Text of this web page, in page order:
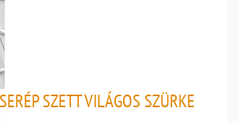
SZETT VILÁGOS SZÜRKE